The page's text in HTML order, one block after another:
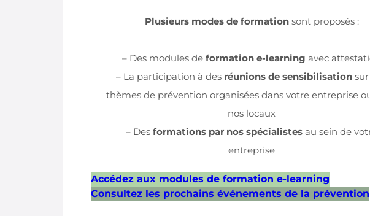
Plusieurs modes de formationsont proposés :
– Des modules de formation e-learning avec
– La participation à des réunions de sensibilisation
thèmes de prévention organisées dans votre entreprise
nos locaux
– Des formations par nos spécialistes au sein de
entreprise
Accédez aux modules de formation e-learning
Consultez les prochains événements de la prévention